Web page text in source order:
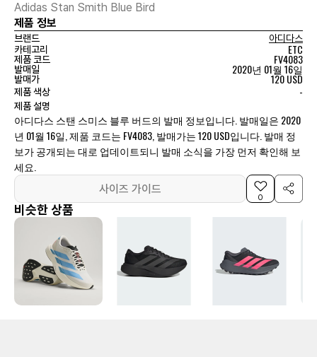
Adidas Stan Smith Blue Bird
제품 정보
브랜드
아디다스
카테고리
ETC
제품 코드 FV4083
발매일 2020년 01월 16일
발매가 120 USD
제품 색상 -
제품 설명
아디다스 스탠 스미스 블루 버드의 발매 정보입니다. 발매일은 2020
년 01월 16일, 제품 코드는 FV4083, 발매가는 120 USD입니다. 발매 정
보가 공개되는 대로 업데이트되니 발매 소식을 가장 먼저 확인해 보
세요.
사이즈 가이드
0
비슷한 상품